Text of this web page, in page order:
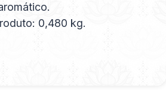
0,480 kg.